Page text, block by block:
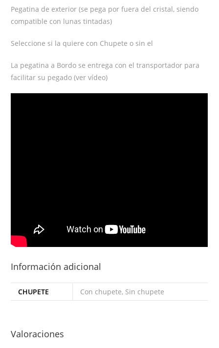
Pegatina de exterior (se pega por fuera del cristal, siendo
compatible con lunas tintadas)
Seleccione si la quiere con Chupete o sin el
La pegatina a Bordo se entrega con el transportador para
facilitar su pegado (ver vídeo)
Información adicional
CHUPETE Con chupete, Sin chupete
Valoraciones